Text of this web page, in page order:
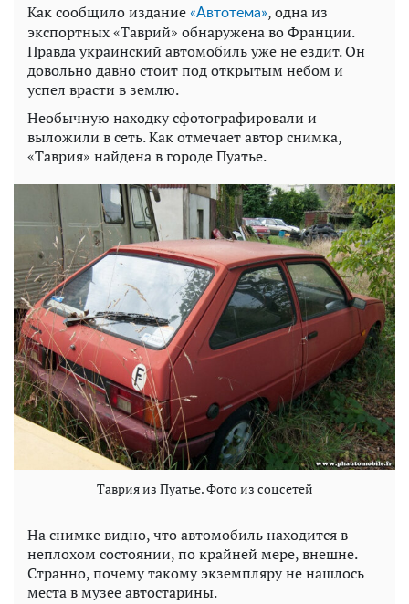
Как сообщило издание «Автотема», одна из
экспортных «Таврий» обнаружена во Франции.
Правда украинский автомобиль уже не ездит. Он
довольно давно стоит под открытым небом и
успел врасти в землю.
Необычную находку сфотографировали и
выложили в сеть. Как отмечает автор снимка,
«Таврия» найдена в городе Пуатье.
Таврия из Пуатье. Фото из соцсетей
На снимке видно, что автомобиль находится в
неплохом состоянии, по крайней мере, внешне.
Странно, почему такому экземпляру не нашлось
места в музее автостарины.